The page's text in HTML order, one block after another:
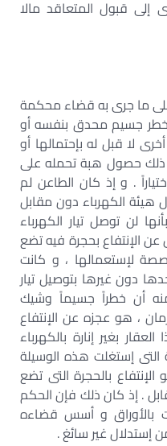
إلى قبول المتعاقد مالا
على ما جرى به قضاء محكمة
جسيم محدق بنفسه أو
لا قبل له بإحتمالها أو
ذلك حصول هبة تحمله على
. و إذ كان الطاعن لم
هيئة الكهرباء دون مقابل
لن توصل تيار الكهرباء
عن الإنتفاع بحجرة فيه تضع
لإستعمالها ، و كانت
دون غيرها بتوصيل تيار
منه أن خطراً جسيماً وشيك
، هو عجزه عن الإنتفاع
بغير إنارة بالكهرباء
إستغلت هذه الوسيلة
بالحجرة التى تضع
. إذ كان ذلك فإن الحكم
بالأوراق و أسس قضاءه
إستدلال غير سائغ .